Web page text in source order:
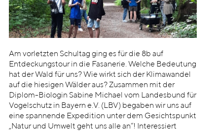
Am vorletzten Schultag ging es für die 8b auf
Entdeckungstour in die Fasanerie. Welche Bedeutung
hat der Wald für uns? Wie wirkt sich der Klimawandel
auf die hiesigen Wälder aus? Zusammen mit der
Diplom-Biologin Sabine Michael vom Landesbund für
Vogelschutz in Bayern e.V. (LBV) begaben wir uns auf
eine spannende Expedition unter dem Gesichtspunkt
„Natur und Umwelt geht uns alle an“! Interessiert